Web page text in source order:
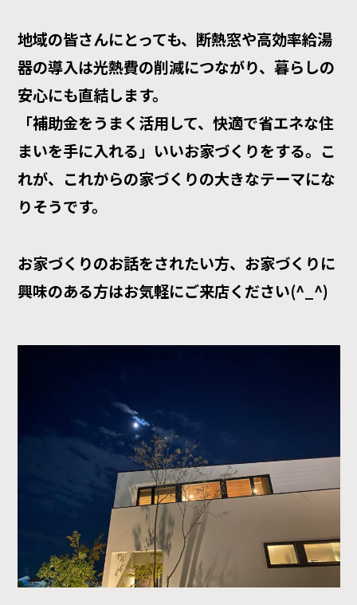
地域の皆さんにとっても、断熱窓や高効率給湯
器の導入は光熱費の削減につながり、暮らしの
安心にも直結します。
「補助金をうまく活用して、快適で省エネな住
まいを手に入れる」――いいお家づくりをする。こ
れが、これからの家づくりの大きなテーマにな
りそうです。
お家づくりのお話をされたい方、お家づくりに
興味のある方はお気軽にご来店ください(^_^)